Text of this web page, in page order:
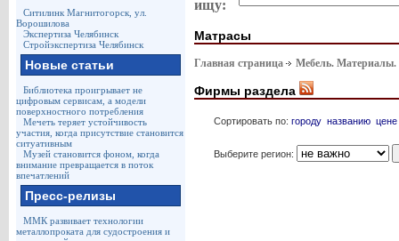
Ситилинк Магнитогорск, ул.
Ворошилова
Экспертиза Челябинск
Стройэкспертиза Челябинск
Новые статьи
Библиотека проигрывает не
цифровым сервисам, а модели
поверхностного потребления
Мечеть теряет устойчивость
участия, когда присутствие становится
ситуативным
Музей становится фоном, когда
внимание превращается в поток
впечатлений
Пресс-релизы
ММК развивает технологии
металлопроката для судостроения и
ищу:
Матрасы
Главная страница Мебель.
Фирмы раздела
Сортировать по: городу названию цене
Выберите регион: